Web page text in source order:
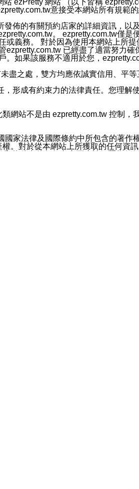
息。
滿足以下三個條件者，將可收到通知
意接受本網站所有規範的
佈的有關預約店家的詳細資訊，以
。 ezpretty.com.tw僅是
義務。 對於因為使用本網站上所
已經盡了適當努力
如果該服務不適用於您，
盡之處，雙方均應依誠實信用、平等
形成有約束力的法律責任。您理解
網站不是由 ezpretty.com.tw 控制，
家法律及國際條約中所包含的著作
。對於從本網站上所獲取的任何資